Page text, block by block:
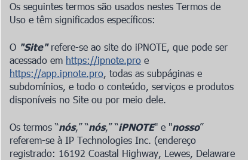
Os seguintes termos são usados nestes Termos de
Uso e têm significados específicos:
O "Site"refere-se ao site do iPNOTE, que pode ser
acessado em https://ipnote.pro e
https://app.ipnote.pro, todas as subpáginas e
subdomínios, e todo o conteúdo, serviços e produtos
disponíveis no Site ou por meio dele.
Os termos “nós,” “nós,” “iPNOTE" e "nosso”
referem-se à IP Technologies Inc. (endereço
registrado: 16192 Coastal Highway, Lewes, Delaware